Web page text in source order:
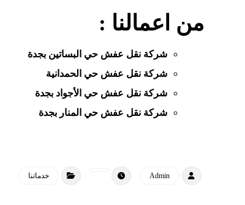
من اعمالنا :
شركة نقل عفش حي البساتين بجدة
شركة نقل عفش حي الحمدانية
شركة نقل عفش حي الأجواد بجدة
شركة نقل عفش حي المنار بجدة
Admin خدماتنا